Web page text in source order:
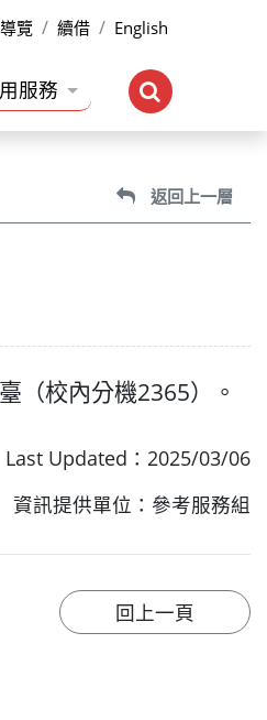
覽 續借 English
服務
返回上一層
（校內分機2365）。
Last Updated：2025/03/06
資訊提供單位：參考服務組